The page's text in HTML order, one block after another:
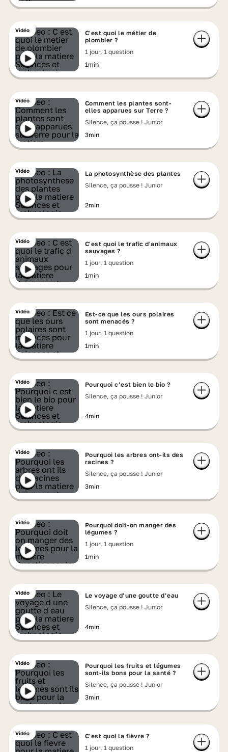
Vidéo
C'est quoi le métier de
plombier ?
1 jour, 1 question
1min
Vidéo
Comment les plantes sont-
elles apparues sur Terre ?
Silence, ça pousse ! Junior
3min
Vidéo
La photosynthèse des plantes
Silence, ça pousse ! Junior
2min
Vidéo
C'est quoi le trafic d'animaux
sauvages ?
1 jour, 1 question
1min
Vidéo
Est-ce que les ours polaires
sont menacés ?
1 jour, 1 question
1min
Vidéo
Pourquoi c’est bien le bio ?
Silence, ça pousse ! Junior
4min
Vidéo
Pourquoi les arbres ont-ils des
racines ?
Silence, ça pousse ! Junior
3min
Vidéo
Pourquoi doit-on manger des
légumes ?
1 jour, 1 question
1min
Vidéo
Le voyage d’une goutte d’eau
Silence, ça pousse ! Junior
4min
Vidéo
Pourquoi les fruits et légumes
sont-ils bons pour la santé ?
Silence, ça pousse ! Junior
3min
Vidéo
C'est quoi la fièvre ?
1 jour, 1 question